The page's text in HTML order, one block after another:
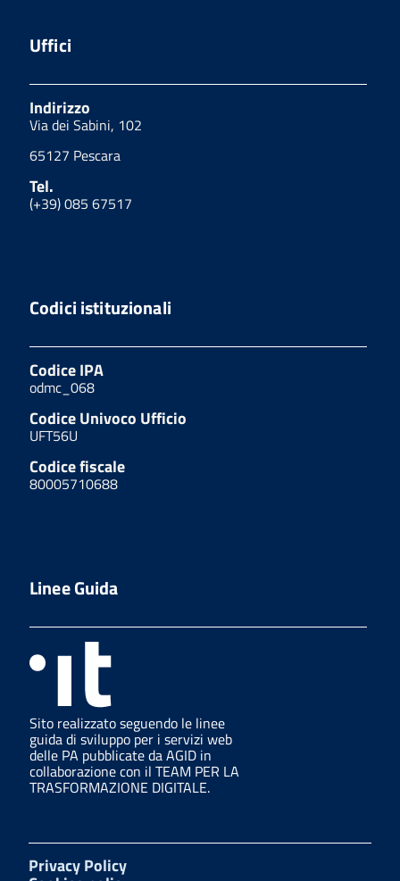
Uffici
Indirizzo
Via dei Sabini, 102
65127 Pescara
Tel.
(+39) 085 67517
Codici istituzionali
Codice IPA
odmc_068
Codice Univoco Ufficio
UFT56U
Codice fiscale
80005710688
Linee Guida
Sito realizzato seguendo le linee
guida di sviluppo per i servizi web
delle PA pubblicate da AGID in
collaborazione con il TEAM PER LA
TRASFORMAZIONE DIGITALE.
Privacy Policy